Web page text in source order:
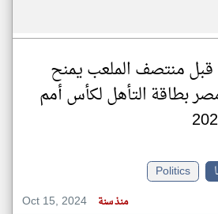
منتصف الملعب يمنح
بطاقة التأهل لكأس أمم
Politics
Oct 15, 2024
منذ سنة